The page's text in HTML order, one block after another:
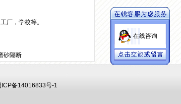
厂，学校等。
砂隔断
ICP备14016833号-1
在线咨询